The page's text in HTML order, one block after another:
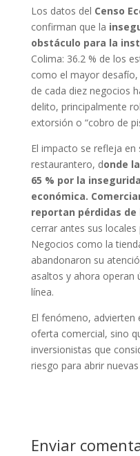
Los datos del Censo
confirman que la
obstáculo para la
Colima: 36.2 % de los
como el mayor desafío,
de cada diez negocios
delito, principalmente
extorsión o “cobro de
El impacto se refleja
restaurantero, donde
65 % por la
económica.
reportan pérdidas de
cerrar antes sus
Negocios como la
abandonaron su
asaltos y ahora operan
línea.
El fenómeno,
oferta comercial, sino
inversionistas que
riesgo para abrir
Enviar